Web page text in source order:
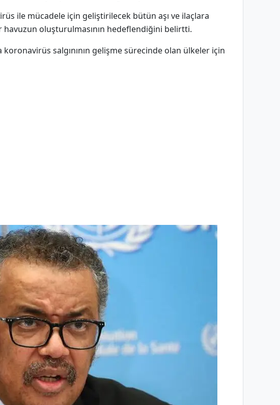
ile mücadele için geliştirilecek bütün aşı ve ilaçlara
oluşturulmasının hedeflendiğini belirtti.
koronavirüs salgınının gelişme sürecinde olan ülkeler için